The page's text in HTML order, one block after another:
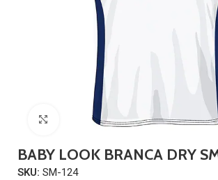
Clique para ampliar
BABY LOOK BRANCA DRY
SKU: SM-124